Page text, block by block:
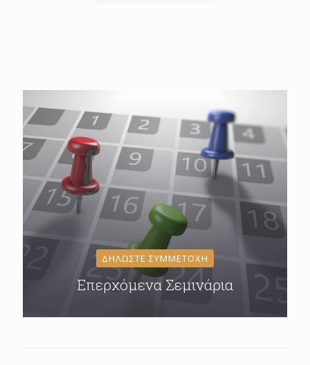
ΔΗΛΩΣΤΕ ΣΥΜΜΕΤΟΧΗ
Επερχόμενα Σεμινάρια